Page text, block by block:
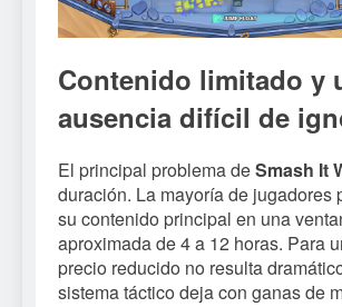
Contenido limitado y
ausencia difícil de
El principal problema deSmash It
duración. La mayoría de jugadores
su contenido principal en una
aproximada de 4 a 12 horas. Para
precio reducido no resulta
sistema táctico deja con ganas de